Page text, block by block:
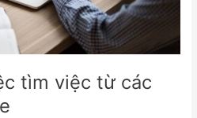
tìm việc từ các